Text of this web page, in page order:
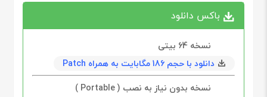
باکس دانلود
نسخه 64 بیتی
دانلود با حجم 186 مگابایت به همراه Patch
نسخه بدون نیاز به نصب ( Portable )